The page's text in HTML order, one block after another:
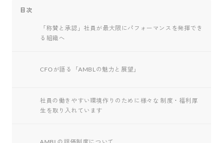
目次
「称賛と承認」社員が最大限にパフォーマンスを発揮でき
る組織へ
CFOが語る「AMBLの魅力と展望」
社員の働きやすい環境作りのために様々な 制度・福利厚
生を取り入れています